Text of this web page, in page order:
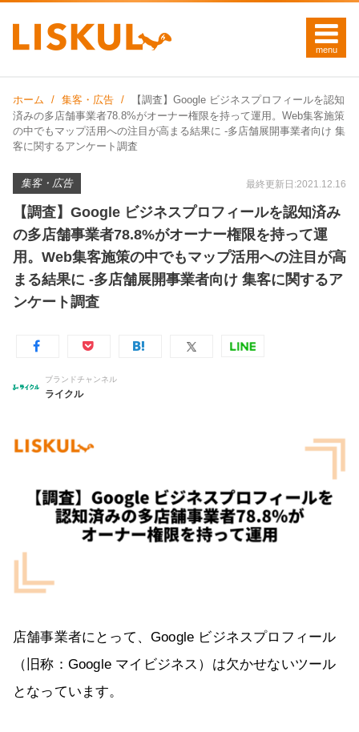
ホーム 集客・広告
【調査】Google ビジネスプロフィールを認知
済みの多店舗事業者78.8%がオーナー権限を持って運用。Web集客施策
の中でもマップ活用への注目が高まる結果に -多店舗展開事業者向け 集
客に関するアンケート調査
集客・広告 最終更新日:2021.12.16
【調査】Google ビジネスプロフィールを認知済み
の多店舗事業者78.8%がオーナー権限を持って運
用。Web集客施策の中でもマップ活用への注目が高
まる結果に -多店舗展開事業者向け 集客に関するア
ンケート調査
ブランドチャンネル
ライクル
店舗事業者にとって、Google ビジネスプロフィール
（旧称：Google マイビジネス）は欠かせないツール
となっています。